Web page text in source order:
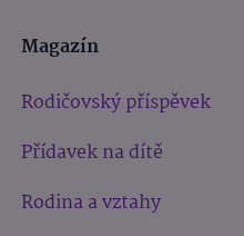
Magazín
Rodičovský příspěvek
Přídavek na dítě
Rodina a vztahy